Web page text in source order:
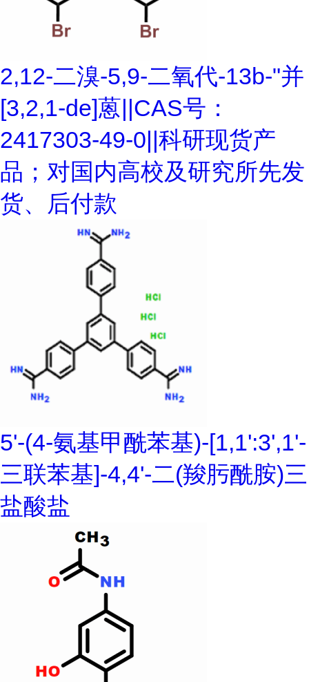
2,12-二溴-5,9-二氧代-13b-"并
[3,2,1-de]蒽||CAS号：
2417303-49-0||科研现货产
品；对国内高校及研究所先发
货、后付款
5'-(4-氨基甲酰苯基)-[1,1':3',1'-
三联苯基]-4,4'-二(羧肟酰胺)三
盐酸盐